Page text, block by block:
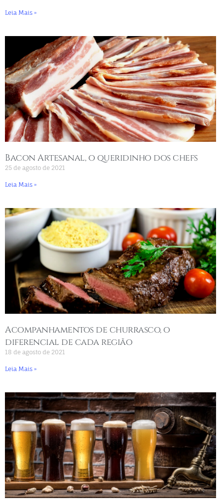
Leia Mais »
Bacon Artesanal, o queridinho dos chefs
25 de agosto de 2021
Leia Mais »
Acompanhamentos de churrasco, o
diferencial de cada região
18 de agosto de 2021
Leia Mais »